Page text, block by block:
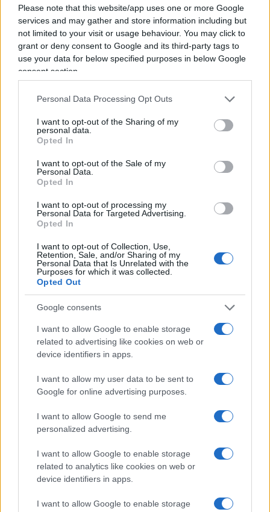
Please note that this website/app uses one or more Google
services and may gather and store information including but
not limited to your visit or usage behaviour. You may click to
grant or deny consent to Google and its third-party tags to
use your data for below specified purposes in below Google
consent section.
Personal Data Processing Opt Outs
I want to opt-out of the Sharing of my
personal data.
Opted In
I want to opt-out of the Sale of my
Personal Data.
Opted In
I want to opt-out of processing my
Personal Data for Targeted Advertising.
Opted In
I want to opt-out of Collection, Use,
Retention, Sale, and/or Sharing of my
Personal Data that Is Unrelated with the
Purposes for which it was collected.
Opted Out
Google consents
I want to allow Google to enable storage
related to advertising like cookies on web or
device identifiers in apps.
I want to allow my user data to be sent to
Google for online advertising purposes.
I want to allow Google to send me
personalized advertising.
I want to allow Google to enable storage
related to analytics like cookies on web or
device identifiers in apps.
I want to allow Google to enable storage
legge infatti che la Ffp2 devono portarla “i
passeggeri e gli equipaggi dei voli operanti su
territorio nazionale (la cui tratta preveda pertanto
origine e destinazione in Italia),
indipendentemente dal Paese di rilascio della
Se il volo è internazionale: qui bisogna
ulteriormente distinguere. 1) Se il velivolo batte
bandiera italiana, è cioè gestito da un vettore con
una Ffp2. 2) Se invece la licenza è stata rilasciata
da un vettore aereo estero, a bordo varranno le
regole applicate dal Paese che l’ha rilasciata.
Tradotto: se il Boeing ha la scritta British Airways
mascherina può andare a farsi benedire; se invece
è di Ita Airways, allora la Ffp2 diventa obbligatoria.
Si arriva insomma al paradosso che due aerei
simili, entrambi in partenza da Roma e diretti a
Londra, avranno da una parte i passeggeri
mascherati e dall’altra no. Quelli che volano con
EasyJet o British, invece no. Vi pare normale?
#COVID #MASCHERINE #ROBERTO SPERANZA
50